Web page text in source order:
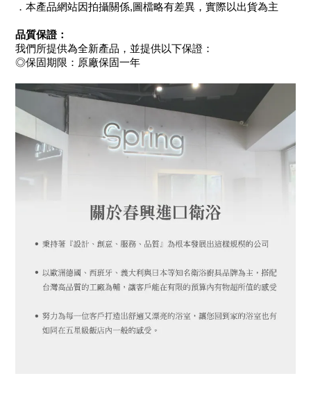
．本產品網站因拍攝關係,圖檔略有差異，實際以出貨為主
品質保證：
我們所提供為全新產品，並提供以下保證：
◎保固期限：原廠保固一年